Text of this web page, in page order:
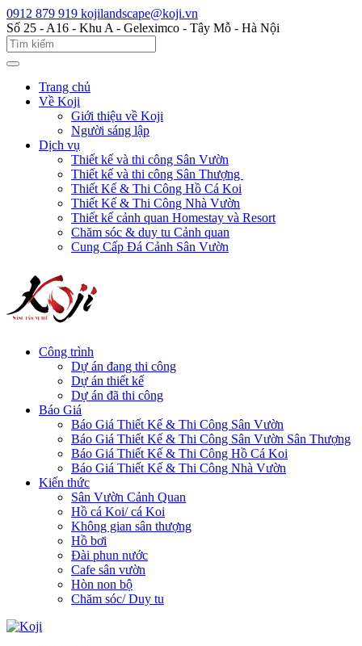
0912 879 919 kojilandscape@koji.vn
Số 25 - A16 - Khu A - Geleximco - Tây Mỗ - Hà Nội
Trang chủ
Về Koji
Giới thiệu về Koji
Người sáng lập
Dịch vụ
Thiết kế và thi công Sân Vườn
Thiết kế và thi công Sân Thượng
Thiết Kế & Thi Công Hồ Cá Koi
Thiết Kế & Thi Công Nhà Vườn
Thiết kế cảnh quan Homestay và Resort
Chăm sóc & duy tu Cảnh quan
Cung Cấp Đá Cảnh Sân Vườn
Công trình
Dự án đang thi công
Dự án thiết kế
Dự án đã thi công
Báo Giá
Báo Giá Thiết Kế & Thi Công Sân Vườn
Báo Giá Thiết Kế & Thi Công Sân Vườn Sân Thượng
Báo Giá Thiết Kế & Thi Công Hồ Cá Koi
Báo Giá Thiết Kế & Thi Công Nhà Vườn
Kiến thức
Sân Vườn Cảnh Quan
Hồ cá Koi/ cá Koi
Không gian sân thượng
Hồ bơi
Đài phun nước
Cafe sân vườn
Hòn non bộ
Chăm sóc/ Duy tu